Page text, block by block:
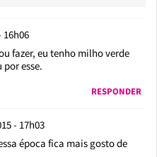
16h06
fazer, eu tenho milho verde
esse.
RESPONDER
- 17h03
época fica mais gosto de